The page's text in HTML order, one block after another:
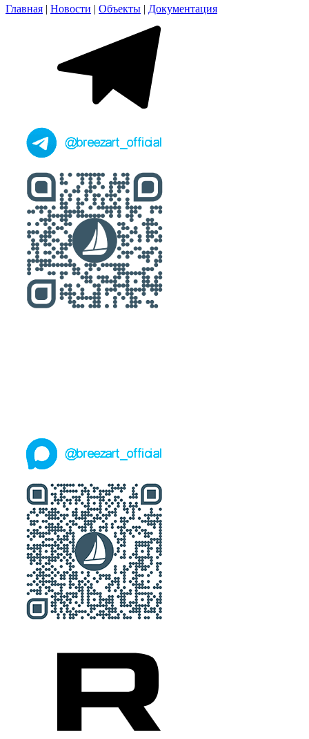
Главная | Новости | Объекты | Документация